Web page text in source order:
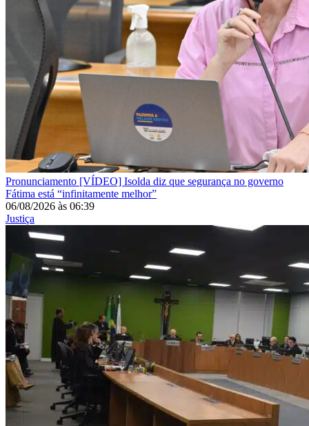
Pronunciamento [VÍDEO] Isolda diz que segurança no governo
Fátima está “infinitamente melhor”
06/08/2026 às 06:39
Justiça